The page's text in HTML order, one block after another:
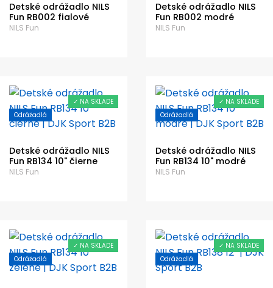
Detské odrážadlo NILS
Fun RB002 fialové
NILS Fun
Detské odrážadlo NILS
Fun RB002 modré
NILS Fun
Odrážadlá
✓ NA SKLADE
Detské odrážadlo NILS
Fun RB134 10" čierne
NILS Fun
Odrážadlá
✓ NA SKLADE
Detské odrážadlo NILS
Fun RB134 10" modré
NILS Fun
Odrážadlá
✓ NA SKLADE
Odrážadlá
✓ NA SKLADE